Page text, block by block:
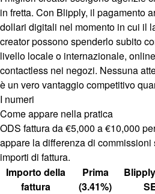
in fretta. Con Blipply, il pagamento
dollari digitali nel momento in cui il
creator possono spenderlo subito
livello locale o internazionale,
contactless nei negozi. Nessuna
è un vero vantaggio competitivo
I numeri
Come appare nella pratica
ODS fattura da €5,000 a €10,000
appare la differenza di
importi di fattura.
Importo della
fattura
Prima
(3.41%)